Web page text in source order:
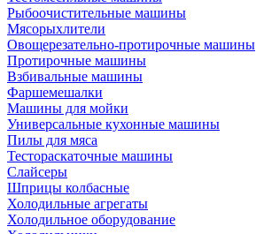
Рыбоочистительные машины
Мясорыхлители
Овощерезательно-протирочные машины
Протирочные машины
Взбивальные машины
Фаршемешалки
Машины для мойки
Универсальные кухонные машины
Пилы для мяса
Тестораскаточные машины
Слайсеры
Шприцы колбасные
Холодильные агрегаты
Холодильное оборудование